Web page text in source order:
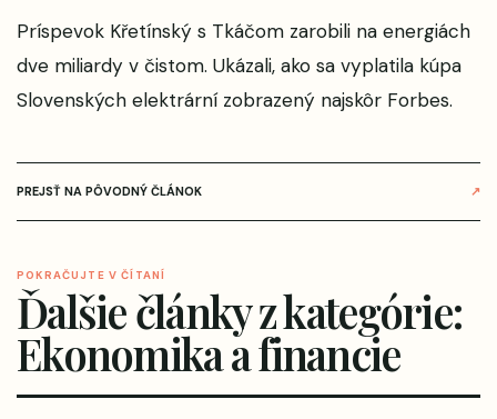
Príspevok Křetínský s Tkáčom zarobili na energiách
dve miliardy v čistom. Ukázali, ako sa vyplatila kúpa
Slovenských elektrárnízobrazený najskôr Forbes.
PREJSŤ NA PÔVODNÝ ČLÁNOK ↗
POKRAČUJTE V ČÍTANÍ
Ďalšie články z kategórie:
Ekonomika a financie